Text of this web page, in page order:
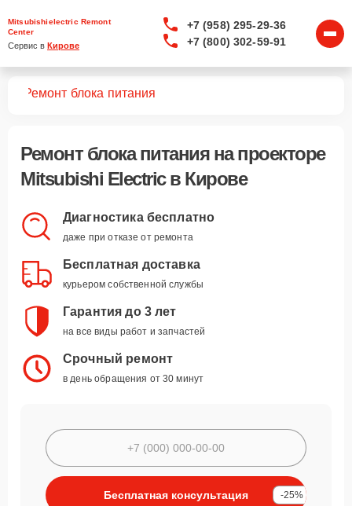
Mitsubishielectric Remont
Center
Сервис в Кирове
+7 (958) 295-29-36
+7 (800) 302-59-91
Ремонт блока питания
Ремонт блока питанияна проекторе
Mitsubishi Electric в Кирове
Диагностика бесплатно
даже при отказе от ремонта
Бесплатная доставка
курьером собственной службы
Гарантия до 3 лет
на все виды работ и запчастей
Срочный ремонт
в день обращения от 30 минут
Бесплатная консультация -25%